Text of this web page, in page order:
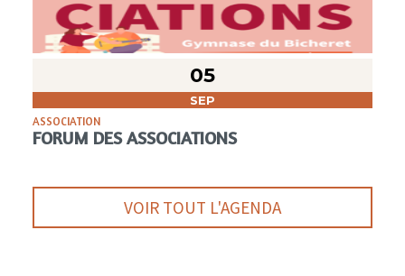
05
SEP
ASSOCIATION
FORUM DES ASSOCIATIONS
VOIR TOUT L'AGENDA